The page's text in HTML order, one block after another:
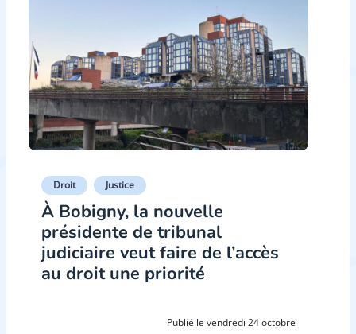
Droit Justice
À Bobigny, la nouvelle
présidente de tribunal
judiciaire veut faire de l’accès
au droit une priorité
Publié le vendredi 24 octobre